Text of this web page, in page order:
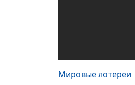
Мировые лотереи